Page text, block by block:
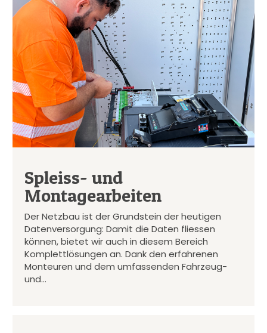
Spleiss- und
Montagearbeiten
Der Netzbau ist der Grundstein der heutigen
Datenversorgung: Damit die Daten fliessen
können, bietet wir auch in diesem Bereich
Komplettlösungen an. Dank den erfahrenen
Monteuren und dem umfassenden Fahrzeug-
und…